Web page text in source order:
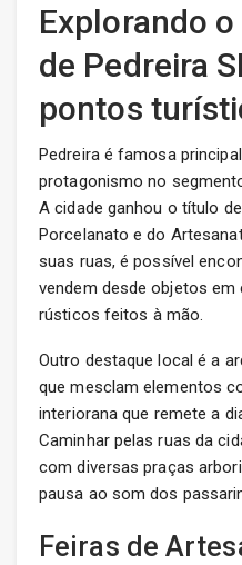
Explorando
de Pedreira
pontos
Pedreira é famosa
protagonismo no
A cidade ganhou o título
Porcelanato e do
suas ruas, é possível
vendem desde objetos
rústicos feitos à mão.
Outro destaque local é a
que mesclam elementos
interiorana que remete a
Caminhar pelas ruas da
com diversas praças
pausa ao som dos
Feiras de